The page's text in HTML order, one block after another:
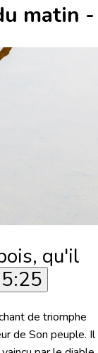
matin -
qu'il
de triomphe
de Son peuple. Il